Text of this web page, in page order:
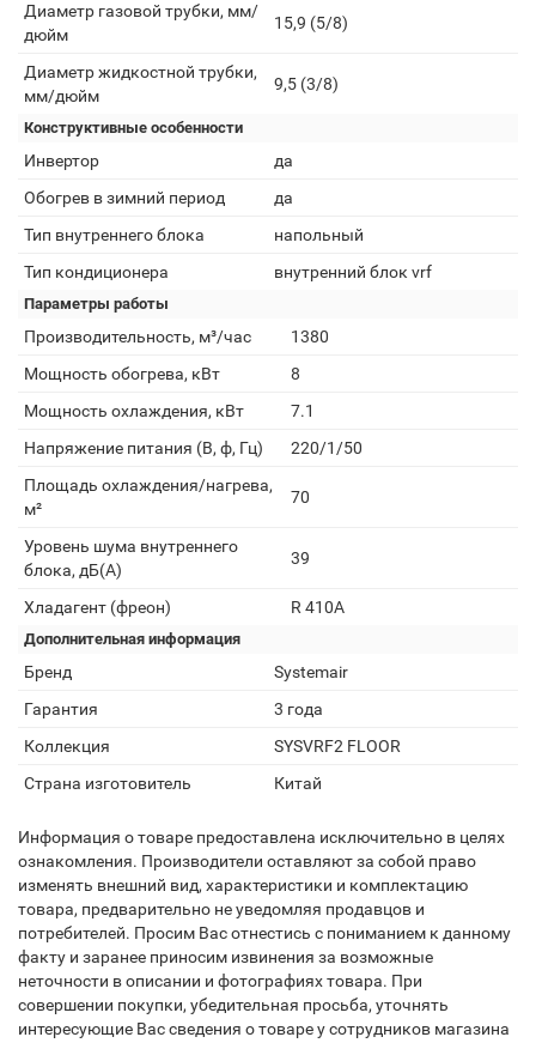
Диаметр газовой трубки, мм/
дюйм
15,9 (5/8)
Диаметр жидкостной трубки,
мм/дюйм
9,5 (3/8)
Конструктивные особенности
Инвертор
да
Обогрев в зимний период
да
Тип внутреннего блока
напольный
Тип кондиционера
внутренний блок vrf
Параметры работы
Производительность, м³/час
1380
Мощность обогрева, кВт
8
Мощность охлаждения, кВт
7.1
Напряжение питания (В, ф, Гц)
220/1/50
Площадь охлаждения/нагрева,
м²
70
Уровень шума внутреннего
блока, дБ(А)
39
Хладагент (фреон) R 410A
Дополнительная информация
Бренд
Systemair
Гарантия
3 года
Коллекция
SYSVRF2 FLOOR
Страна изготовитель
Китай
Информация о товаре предоставлена исключительно в целях
ознакомления. Производители оставляют за собой право
изменять внешний вид, характеристики и комплектацию
товара, предварительно не уведомляя продавцов и
потребителей. Просим Вас отнестись с пониманием к данному
факту и заранее приносим извинения за возможные
неточности в описании и фотографиях товара. При
совершении покупки, убедительная просьба, уточнять
интересующие Вас сведения о товаре у сотрудников магазина